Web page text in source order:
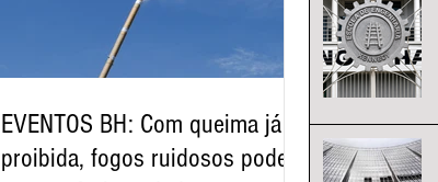
EVENTOS BH: Com queima já
proibida, fogos ruidosos podem